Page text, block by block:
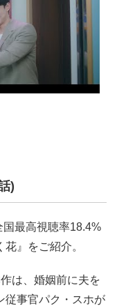
)
最高視聴率18.4%
』をご紹介。
は、婚姻前に夫を
従事官パク・スホが